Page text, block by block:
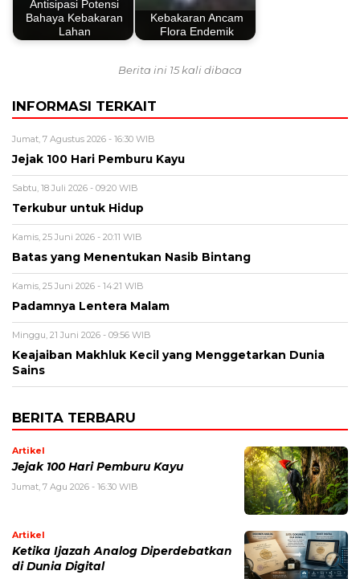
Antisipasi Potensi
Bahaya Kebakaran
Lahan
Kebakaran Ancam
Flora Endemik
Berita ini 15 kali dibaca
INFORMASI TERKAIT
Jumat, 7 Agustus 2026 - 16:30 WIB
Jejak 100 Hari Pemburu Kayu
Sabtu, 18 Juli 2026 - 09:20 WIB
Terkubur untuk Hidup
Kamis, 25 Juni 2026 - 20:11 WIB
Batas yang Menentukan Nasib Bintang
Kamis, 25 Juni 2026 - 14:21 WIB
Padamnya Lentera Malam
Minggu, 21 Juni 2026 - 09:56 WIB
Keajaiban Makhluk Kecil yang Menggetarkan Dunia
Sains
BERITA TERBARU
Artikel
Jejak 100 Hari Pemburu Kayu
Jumat, 7 Agu 2026 - 16:30 WIB
Artikel
Ketika Ijazah Analog Diperdebatkan
di Dunia Digital